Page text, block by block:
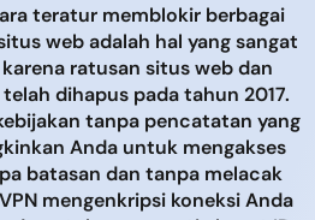
teratur memblokir berbagai
web adalah hal yang sangat
ratusan situs web dan
dihapus pada tahun 2017.
tanpa pencatatan yang
Anda untuk mengakses
batasan dan tanpa melacak
mengenkripsi koneksi Anda